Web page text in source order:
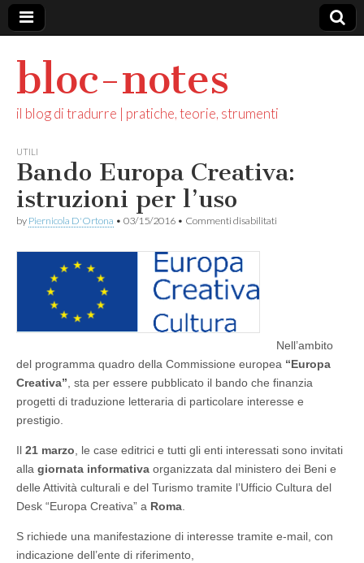
bloc-notes
il blog di tradurre | pratiche, teorie, strumenti
UTILI
Bando Europa Creativa:
istruzioni per l’uso
by Piernicola D'Ortona • 03/15/2016 • Commenti disabilitati
Nell’ambito
del programma quadro della Commissione europea “Europa
Creativa”, sta per essere pubblicato il bando che finanzia
progetti di traduzione letteraria di particolare interesse e
prestigio.
Il 21 marzo, le case editrici e tutti gli enti interessati sono invitati
alla giornata informativa organizzata dal ministero dei Beni e
delle Attività culturali e del Turismo tramite l’Ufficio Cultura del
Desk “Europa Creativa” a Roma.
S richiede una manifestazione di interesse tramite e-mail, con
indicazione dell’ente di riferimento,